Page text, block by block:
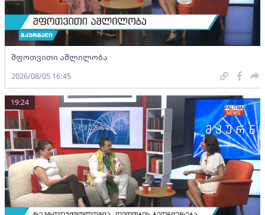
შფოთვითი აშლილობა
2026/08/05 16:45
19:24